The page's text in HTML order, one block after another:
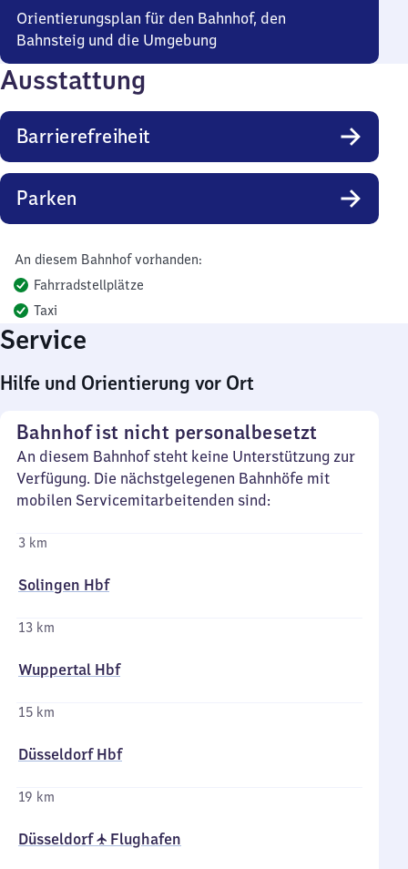
Orientierungsplan für den Bahnhof, den
Bahnsteig und die Umgebung
Ausstattung
Barrierefreiheit
Parken
An diesem Bahnhof vorhanden:
Fahrradstellplätze
Taxi
Service
Hilfe und Orientierung vor Ort
Bahnhof ist nicht personalbesetzt
An diesem Bahnhof steht keine Unterstützung zur
Verfügung. Die nächstgelegenen Bahnhöfe mit
mobilen Servicemitarbeitenden sind:
3 km
Solingen Hbf
13 km
Wuppertal Hbf
15 km
Düsseldorf Hbf
19 km
Düsseldorf ✈ Flughafen